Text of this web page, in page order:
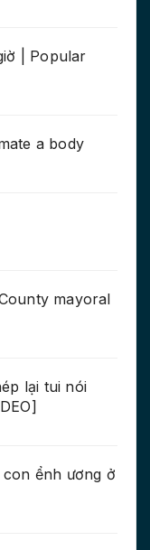
| Popular
a body
mayoral
lại tui nói
ểnh ương ở